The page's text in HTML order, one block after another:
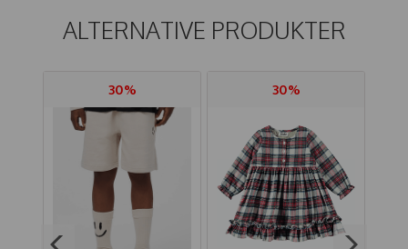
ALTERNATIVE PRODUKTER
30% 30%